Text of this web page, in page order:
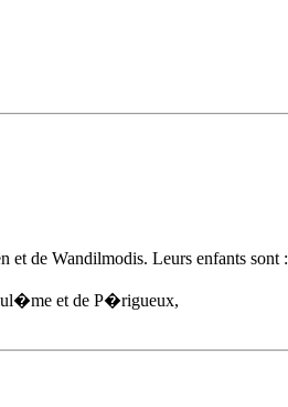
de Wandilmodis. Leurs enfants sont :
et de P�rigueux,